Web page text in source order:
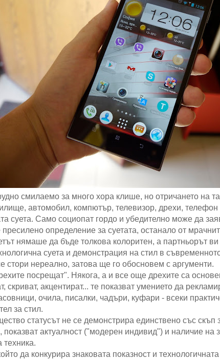
смилаемо за много хора клише, но отричането на
автомобил, компютър, телевизор, дрехи, телефон
суета. Само социопат гордо и убедително може да
определение за суетата, останало от
нямаше да бъде толкова колоритен, а партньорът
суета и демонстрация на стил в
стори нереално, затова ще го обосновем с аргументи.
посрещат". Някога, а и все още дрехите са
скриват, акцентират... те показват умението да
очила, писалки, чадъри, куфари - всеки
за стил.
статусът не се демонстрира единствено със скъп
показват актуалност ("модерен индивид") и наличие
да конкурира знаковата показност и